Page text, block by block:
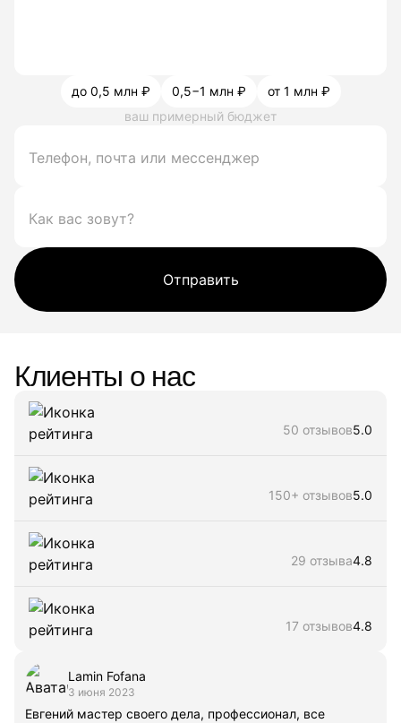
до 0,5 млн ₽ 0,5−1 млн ₽
от 1 млн ₽
ваш примерный бюджет
Отправить
Клиенты о нас
50 отзывов5.0
150+ отзывов5.0
29 отзыва4.8
17 отзывов4.8
Lamin Fofana
3 июня 2023
Евгений мастер своего дела, профессионал, все